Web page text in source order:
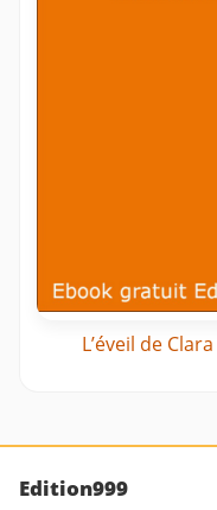
L’éveil de Clara
Edition999